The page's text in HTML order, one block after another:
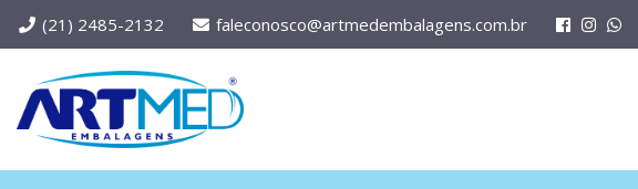
(21) 2485-2132 faleconosco@artmedembalagens.com.br